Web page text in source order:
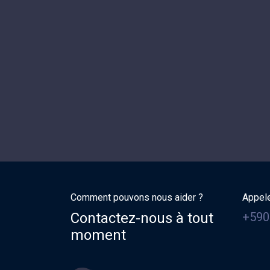
Comment pouvons nous aider ?
Contactez-nous à tout
moment